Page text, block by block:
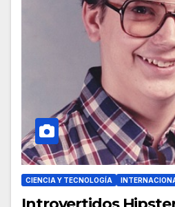
CIENCIA Y TECNOLOGÍA